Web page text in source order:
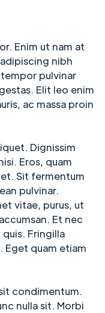
Enim ut nam at
nibh
pulvinar
Elit leo enim
ac massa proin
Dignissim
Eros, quam
Sit fermentum
pulvinar.
vitae, purus, ut
Et nec
Fringilla
Eget quam etiam
condimentum.
nulla sit. Morbi